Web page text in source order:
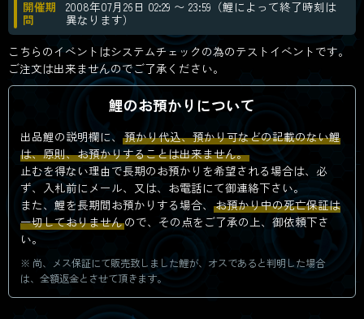
開催期
間
2008年07月26日 02:29 〜 23:59（鯉によって終了時刻は
異なります）
こちらのイベントはシステムチェックの為のテストイベントです。
ご注文は出来ませんのでご了承ください。
鯉のお預かりについて
出品鯉の説明欄に、 預かり代込、預かり可などの記載のない鯉
は、原則、お預かりすることは出来ません。
止むを得ない理由で長期のお預かりを希望される場合は、必
ず、入札前にメール、又は、お電話にて御連絡下さい。
また、鯉を長期間お預かりする場合、 お預かり中の死亡保証は
一切しておりませんので、その点をご了承の上、御依頼下さ
い。
尚、メス保証にて販売致しました鯉が、オスであると判明した場合
は、全額返金とさせて頂きます。